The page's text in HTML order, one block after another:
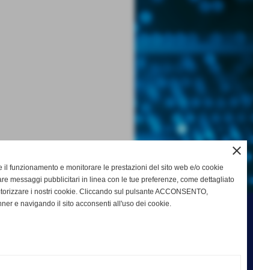
close
funzionamento e monitorare le prestazioni del sito web e/o cookie
messaggi pubblicitari in linea con le tue preferenze, come dettagliato
i nostri cookie. Cliccando sul pulsante ACCONSENTO,
e navigando il sito acconsenti all'uso dei cookie.